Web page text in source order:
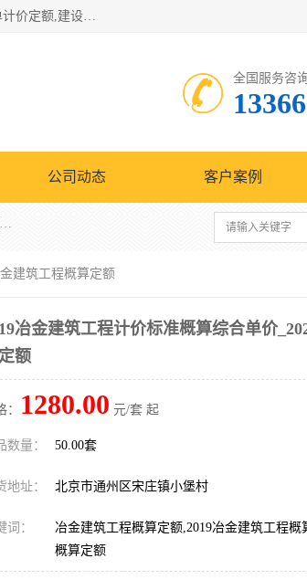
北京北腾文化发展有限公司：主营31个省建设工程预算书,工程预算软件,工程计价依据,工程造价定额,工程量清单计价定额,建设工程量消耗量定额,各行业工程预算定额,铁路定额,电力定额,矿山定额,*,黄金定额,钢铁企业检修定额,中石化安装检修定额,煤矿图书,医院书籍等.诚信的经营，在发展的同时公司不忘不断总结不断优化为客户的服务，和一如既往的热情赢得了新老客户的极高评价及青睐。
全国服务咨
公司动态 客户案例
北京北腾文化发展有限公司：主营31个省建设工程预算书,工程预算软件,工程计价依据,工程造价定额,工程量清单计价定额,建设工程量消耗量定额,各行业工程预算定额,铁路定额,电力定额,矿山定额,*,黄金定额,钢铁企业检修定额,中石化安装检修定额,煤矿图书,医院书籍等.诚信的经营，在发展的同时公司不忘不断总结不断优化为客户的服务，和一如既往的热情赢得了新老客户的极高评价及青睐。
建筑工程概算定额
冶金建筑工程计价标准概算综合单价
额
： 1280.00 元/套 起
数量： 50.00套
地址： 北京市通州区宋庄镇小堡村
词：
冶金建筑工程概算定额,2019冶金建筑工程
概算定额